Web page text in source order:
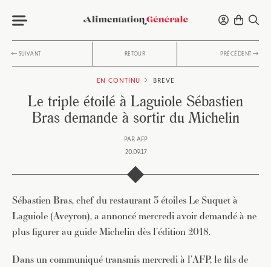
SUIVANT RETOUR PRÉCÉDENT
EN CONTINU BRÈVE
Le triple étoilé à Laguiole Sébastien
Bras demande à sortir du Michelin
PAR AFP
20.09.17
Sébastien Bras, chef du restaurant 3 étoiles Le Suquet à
Laguiole (Aveyron), a annoncé mercredi avoir demandé à ne
plus figurer au guide Michelin dès l’édition 2018.
Dans un communiqué transmis mercredi à l’AFP, le fils de